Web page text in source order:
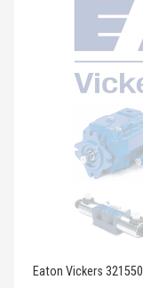
Eaton Vickers 321550